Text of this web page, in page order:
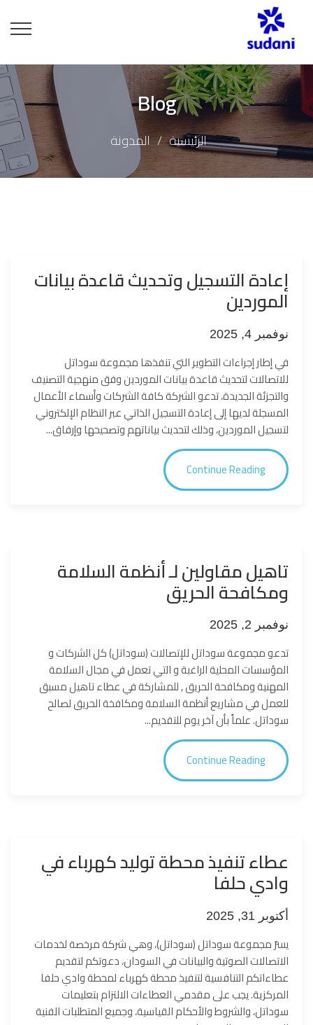
Blog
الرئيسية المدونة
إعادة التسجيل وتحديث قاعدة بيانات
الموردين
نوفمبر 4, 2025
في إطار إجراءات التطوير التي تنفذها مجموعة سوداتل
للاتصالات لتحديث قاعدة بيانات الموردين وفق منهجية التصنيف
والتجزئة الجديدة، تدعو الشركة كافة الشركات وأسماء الأعمال
المسجلة لديها إلى إعادة التسجيل الذاتي عبر النظام الإلكتروني
لتسجيل الموردين، وذلك لتحديث بياناتهم وتصحيحها وإرفاق...
Continue Reading
تاهيل مقاولين لـ أنظمة السلامة
ومكافحة الحريق
نوفمبر 2, 2025
تدعو مجموعة سوداتل للإتصالات (سوداتل) كل اﻟﺷرﻛﺎت و
اﻟﻣؤﺳﺳﺎت اﻟﻣﺣﻠﯾﺔ اﻟراﻏﺑﺔ و اﻟﺗﻲ ﺗﻌﻣل ﻓﻲ مجال السلامة
المهنية ومكافحة الحريق , للمشاركة في عطاء تاهيل مسبق
للعمل في مشاريع أنظمة السلامة ومكافخة الحريق لصالح
سوداتل. علماً بأن آخر يوم للتقديم...
Continue Reading
عطاء تنفيذ محطة توليد كهرباء في
وادي حلفا
أكتوبر 31, 2025
يسرّ مجموعة سوداتل (سوداتل)، وهي شركة مرخصة لخدمات
الاتصالات الصوتية والبيانات في السودان، دعوتكم لتقديم
عطاءاتكم التنافسية لتنفيذ محطة كهرباء لمحطة وادي حلفا
المركزية. يجب على مقدمي العطاءات الالتزام بتعليمات
سوداتل، والشروط والأحكام القياسية، وجميع المتطلبات الفنية